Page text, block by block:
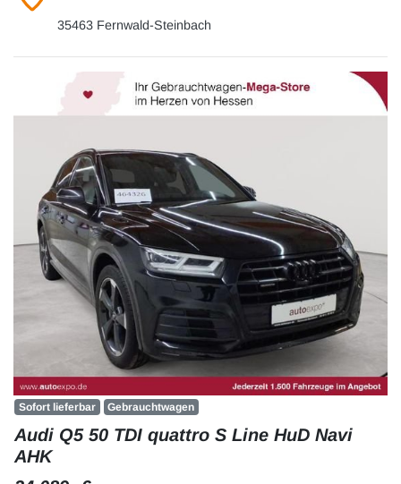
35463 Fernwald-Steinbach
Sofort lieferbar Gebrauchtwagen
Audi Q5 50 TDI quattro S Line HuD Navi
AHK